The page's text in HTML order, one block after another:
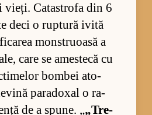
vieți. Ca­tas­trofa din 6
deci o rup­tură ivită
mons­tru­oasă a
care se ames­tecă cu
bom­bei ato­
pa­ra­do­xal o ra­
de a spu­ne. „„Tre­